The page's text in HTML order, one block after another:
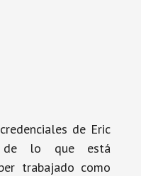
de Eric
de lo que está
trabajado como